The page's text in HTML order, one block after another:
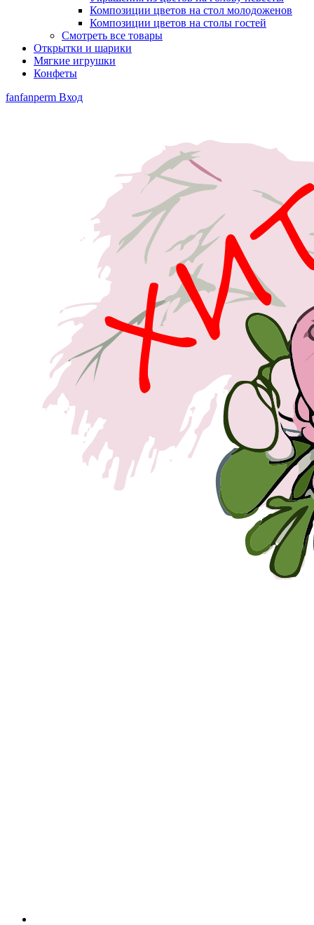
Композиции цветов на стол молодоженов
Композиции цветов на столы гостей
Смотреть все товары
Открытки и шарики
Мягкие игрушки
Конфеты
fanfanperm Вход